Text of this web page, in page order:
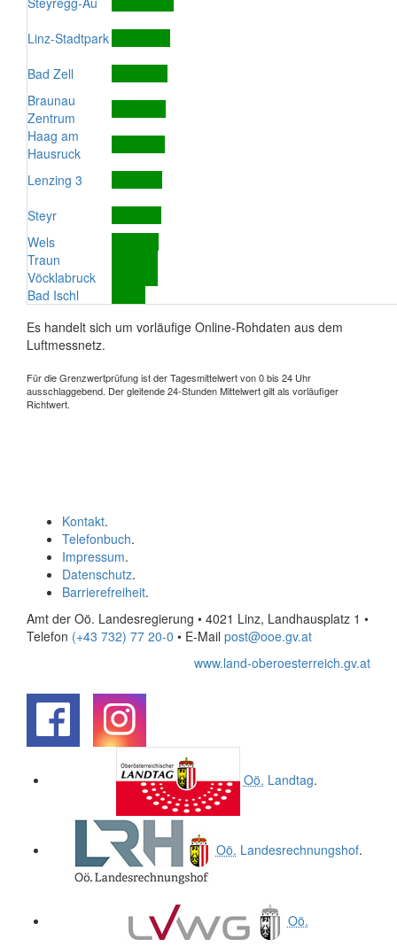
Linz-Stadtpark
Bad Zell
Braunau
Zentrum
Haag am
Hausruck
Lenzing 3
Steyr
Wels
Traun
Vöcklabruck
Bad Ischl
Es handelt sich um vorläufige Online-Rohdaten aus dem
Luftmessnetz.
Für die Grenzwertprüfung ist der Tagesmittelwert von 0 bis 24 Uhr
ausschlaggebend. Der gleitende 24-Stunden Mittelwert gilt als vorläufiger
Richtwert.
Kontakt.
Telefonbuch.
Impressum.
Datenschutz.
Barrierefreiheit.
Amt der Oö. Landesregierung • 4021 Linz, Landhausplatz 1 •
Telefon (+43 732) 77 20-0 • E-Mail post@ooe.gv.at
www.land-oberoesterreich.gv.at
Oö. Landtag.
Oö. Landesrechnungshof.
Oö.